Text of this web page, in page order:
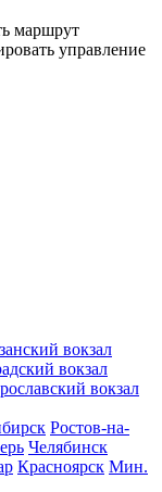
маршрут
управление
вокзал
вокзал
вокзал
Ростов-на-
Челябинск
Красноярск Мин.